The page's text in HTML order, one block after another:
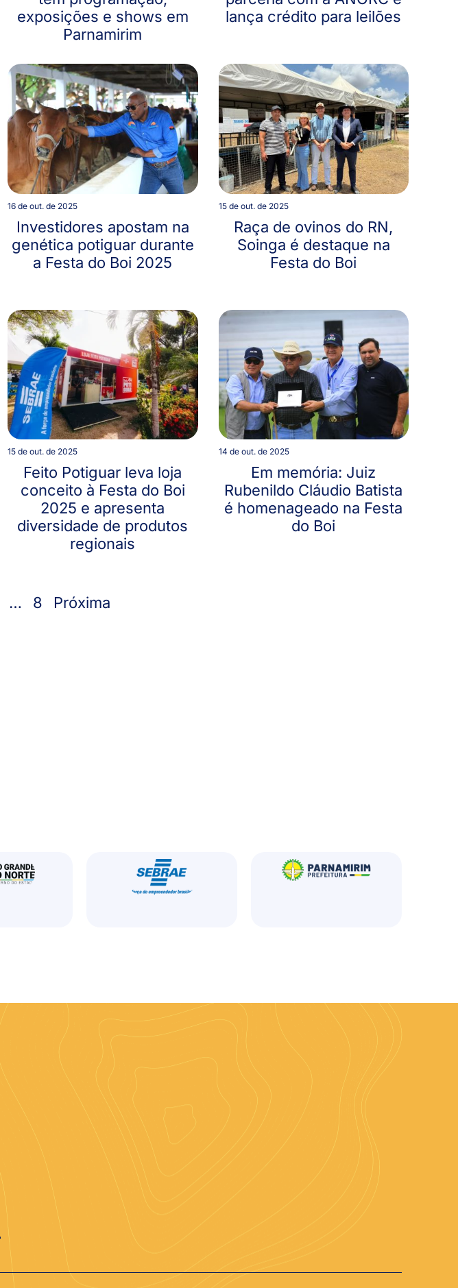
exposições e shows em
Parnamirim
lança crédito para leilões
16 de out. de 2025
Investidores apostam na
genética potiguar durante
a Festa do Boi 2025
15 de out. de 2025
Raça de ovinos do RN,
Soinga é destaque na
Festa do Boi
15 de out. de 2025
Feito Potiguar leva loja
conceito à Festa do Boi
2025 e apresenta
diversidade de produtos
regionais
14 de out. de 2025
Em memória: Juiz
Rubenildo Cláudio Batista
é homenageado na Festa
do Boi
… 8 Próxima